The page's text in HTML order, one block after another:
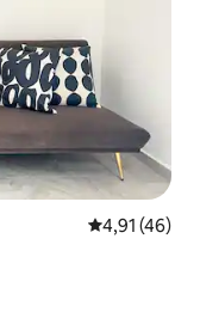
Évaluation
4,91 (46)